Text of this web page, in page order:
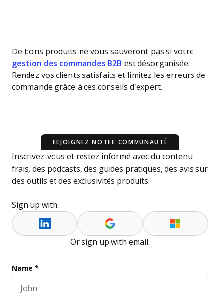
De bons produits ne vous sauveront pas si votre
gestion des commandes B2B est désorganisée.
Rendez vos clients satisfaits et limitez les erreurs de
commande grâce à ces conseils d’expert.
REJOIGNEZ NOTRE COMMUNAUTÉ
Inscrivez-vous et restez informé avec du contenu
frais, des podcasts, des guides pratiques, des avis sur
des outils et des exclusivités produits.
Sign up with:
Or sign up with email:
Phone
Name *